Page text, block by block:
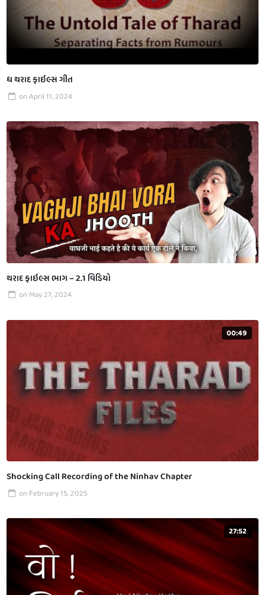
ધ થરાદ ફાઇલ્સ ગીત
onApril 11, 2024
થરાદ ફાઇલ્સ ભાગ – 2.1 વિડિયો
on May 27, 2024
00:49
Shocking Call Recording of the Ninhav Chapter
on February 15, 2025
27:52